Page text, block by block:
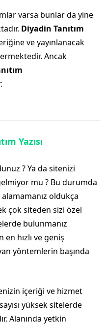
varsa bunlar da yine
Diyadin Tanıtım
ve yayınlanacak
Ancak
Yazısı
? Ya da sitenizi
mu ? Bu durumda
oldukça
çok siteden sizi özel
bulunmanız
en hızlı ve geniş
yöntemlerin başında
içeriği ve hizmet
yüksek sitelerde
Alanında yetkin